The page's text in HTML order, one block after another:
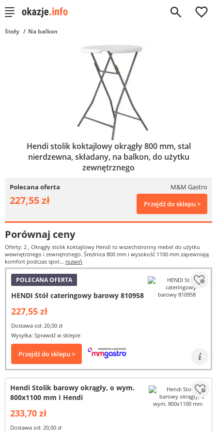
0
Stoły Na balkon
Hendi stolik koktajlowy okrągły 800 mm, stal
nierdzewna, składany, na balkon, do użytku
zewnętrznego
Polecana oferta M&M Gastro
227,55 zł Przejdź do sklepu >
Porównaj ceny
Oferty: 2 , Okrągły stolik koktajlowy Hendi to wszechstronny mebel do użytku
wewnętrznego i zewnętrznego. Średnica 800 mm i wysokość 1100 mm zapewniają
komfort podczas spot... rozwiń
POLECANA OFERTA
HENDI Stół cateringowy barowy 810958
227,55 zł
Dostawa od: 20,00 zł
Wysyłka: Sprawdź w sklepie
Przejdź do sklepu >
Hendi Stolik barowy okrągły, o wym.
800x1100 mm I Hendi
233,70 zł
Dostawa od: 20,00 zł